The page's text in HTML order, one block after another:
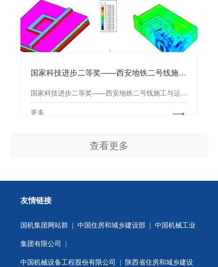
国家科技进步二等奖——西安地铁二号线施工与运行对西安城墙、钟楼影响专题研究
国家科技进步二等奖——西安地铁二号线施工与运行对西安城墙、钟楼影响专题研究
更多
查看更多
友情链接
国机集团网站群 中国住房和城乡建设部 中国机械工业
集团有限公司
中国机械设备工程股份有限公司 陕西省住房和城乡建设